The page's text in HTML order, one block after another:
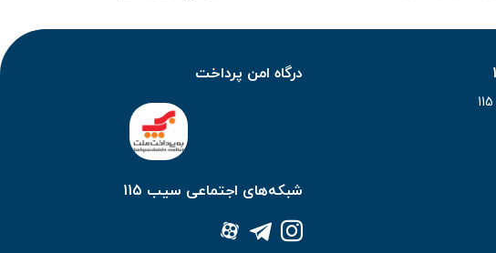
درگاه امن پرداخت
شبکه‌های اجتماعی سیب 115